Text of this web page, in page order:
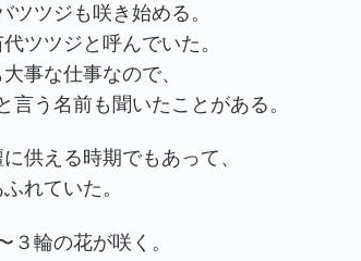
ツツジも咲き始める。
ツツジと呼んでいた。
事な仕事なので、
う名前も聞いたことがある。
供える時期でもあって、
れていた。
３輪の花が咲く。